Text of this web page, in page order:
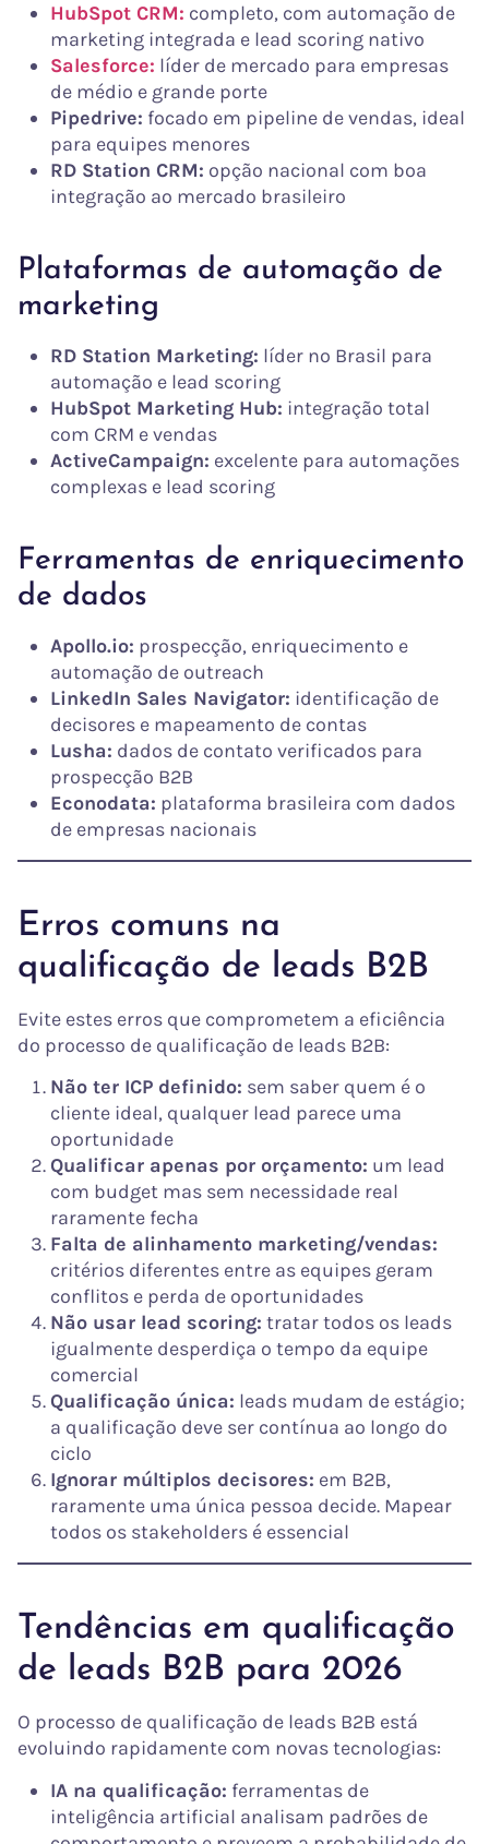
HubSpot CRM: completo, com automação de
marketing integrada e lead scoring nativo
Salesforce: líder de mercado para empresas
de médio e grande porte
Pipedrive: focado em pipeline de vendas, ideal
para equipes menores
RD Station CRM: opção nacional com boa
integração ao mercado brasileiro
Plataformas de automação de
marketing
RD Station Marketing: líder no Brasil para
automação e lead scoring
HubSpot Marketing Hub: integração total
com CRM e vendas
ActiveCampaign: excelente para automações
complexas e lead scoring
Ferramentas de enriquecimento
de dados
Apollo.io: prospecção, enriquecimento e
automação de outreach
LinkedIn Sales Navigator: identificação de
decisores e mapeamento de contas
Lusha: dados de contato verificados para
prospecção B2B
Econodata: plataforma brasileira com dados
de empresas nacionais
Erros comuns na
qualificação de leads B2B
Evite estes erros que comprometem a eficiência
do processo de qualificação de leads B2B:
Não ter ICP definido: sem saber quem é o
cliente ideal, qualquer lead parece uma
oportunidade
Qualificar apenas por orçamento: um lead
com budget mas sem necessidade real
raramente fecha
Falta de alinhamento marketing/vendas:
critérios diferentes entre as equipes geram
conflitos e perda de oportunidades
Não usar lead scoring: tratar todos os leads
igualmente desperdiça o tempo da equipe
comercial
Qualificação única: leads mudam de estágio;
a qualificação deve ser contínua ao longo do
ciclo
Ignorar múltiplos decisores: em B2B,
raramente uma única pessoa decide. Mapear
todos os stakeholders é essencial
Tendências em qualificação
de leads B2B para 2026
O processo de qualificação de leads B2B está
evoluindo rapidamente com novas tecnologias:
IA na qualificação: ferramentas de
inteligência artificial analisam padrões de